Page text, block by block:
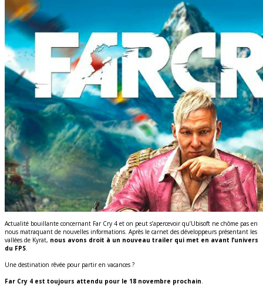
Actualité bouillante concernant Far Cry 4 et on peut s’apercevoir qu’Ubisoft ne chôme pas en
nous matraquant de nouvelles informations. Après le carnet des développeurs présentant les
vallées de Kyrat, nous avons droit à un nouveau trailer qui met en avant l’univers
du FPS.
Une destination rêvée pour partir en vacances ?
Far Cry 4 est toujours attendu pour le 18 novembre prochain.